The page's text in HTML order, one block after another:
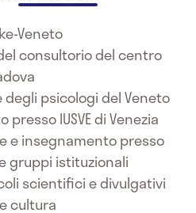
Veneto
consultorio del centro
degli psicologi del Veneto
IUSVE di Venezia
e insegnamento presso
gruppi istituzionali
scientifici e divulgativi
cultura